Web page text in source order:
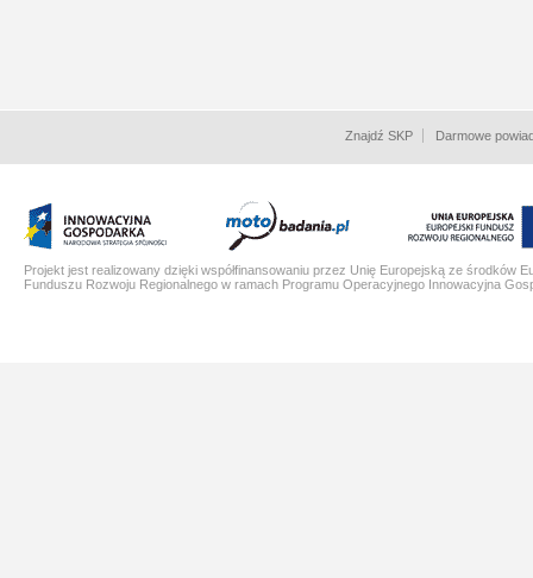
Znajdź SKP Darmowe
Projekt jest realizowany dzięki współfinansowaniu przez Unię Europejską ze środków
Funduszu Rozwoju Regionalnego w ramach Programu Operacyjnego Innowacyjna